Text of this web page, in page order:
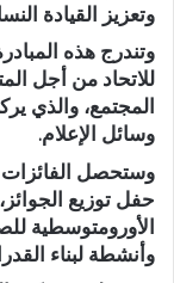
وتعزيز القيادة
وتندرج هذه
للاتحاد من أجل
المجتمع، والذي
وسائل الإعلام.
وستحصل الفائزات
حفل توزيع
الأورومتوسطية
وأنشطة لبناء